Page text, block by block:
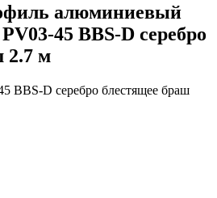
алюминиевый
45 BBS-D серебро
2.7 м
BBS-D серебро блестящее браш